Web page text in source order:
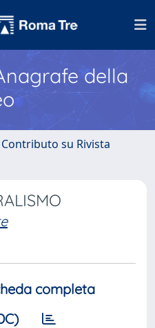
della
Contributo su Rivista
completa